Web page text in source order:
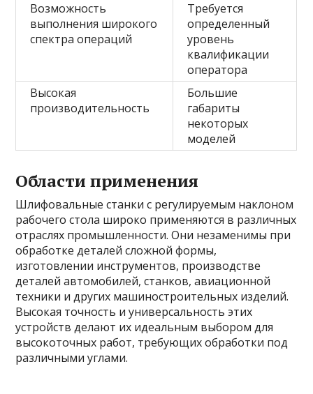
Возможность
выполнения широкого
спектра операций
Требуется
определенный
уровень
квалификации
оператора
Высокая
производительность
Большие
габариты
некоторых
моделей
Области применения
Шлифовальные станки с регулируемым наклоном
рабочего стола широко применяются в различных
отраслях промышленности. Они незаменимы при
обработке деталей сложной формы,
изготовлении инструментов, производстве
деталей автомобилей, станков, авиационной
техники и других машиностроительных изделий.
Высокая точность и универсальность этих
устройств делают их идеальным выбором для
высокоточных работ, требующих обработки под
различными углами.